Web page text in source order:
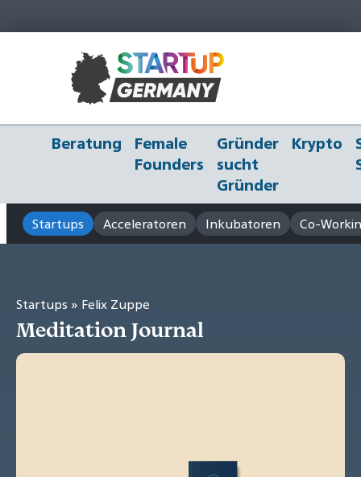
Beratung
Female
Founders
Gründer
sucht
Gründer
Krypto
Startups Acceleratoren Inkubatoren Co-
Startups » Felix Zuppe
Meditation Journal